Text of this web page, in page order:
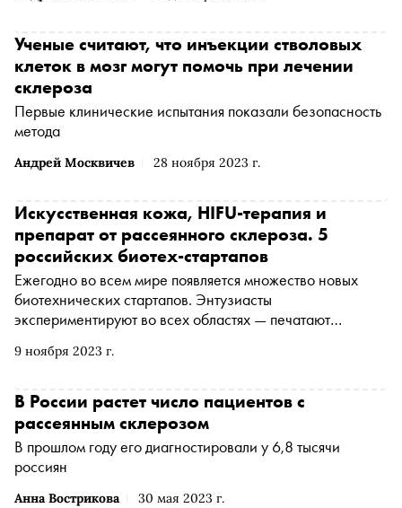
Андрей Москвичев 28 ноября 2023 г.
Ученые считают, что инъекции стволовых
клеток в мозг могут помочь при лечении
склероза
Первые клинические испытания показали безопасность
метода
9 ноября 2023 г.
Искусственная кожа, HIFU-терапия и
препарат от рассеянного склероза. 5
российских биотех-стартапов
Ежегодно во всем мире появляется множество новых
биотехнических стартапов. Энтузиасты
экспериментируют во всех областях — печатают
для неинвазивного тестирования на рак груди и
молочной железы. Российские ученые не отстают —
только за последний год они создали новый препарат от
рассеянного склероза, устройство для ускоренной
регенерации кожи и многое другое. «Сноб»
рассказывает о пяти интересных биомедицинских
стартапах из России
Анна Вострикова 30 мая 2023 г.
В России растет число пациентов с
рассеянным склерозом
В прошлом году его диагностировали у 6,8 тысячи
россиян